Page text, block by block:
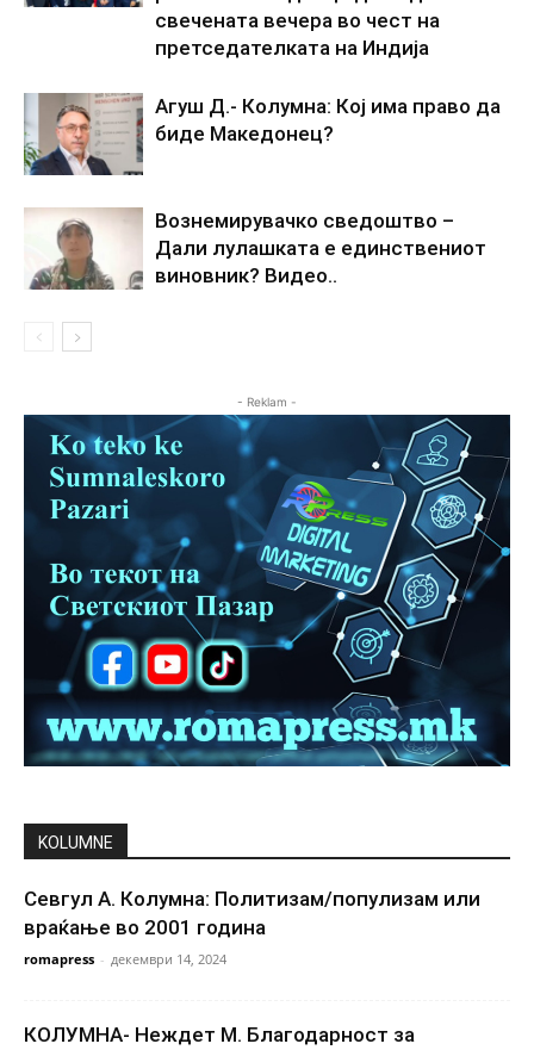
свечената вечера во чест на
претседателката на Индија
Агуш Д.- Колумна: Кој има право да
биде Македонец?
Вознемирувачко сведоштво –
Дали лулашката е единствениот
виновник? Видео..
- Reklam -
KOLUMNE
Севгул А. Колумна: Политизам/популизам или
враќање во 2001 година
romapress - декември 14, 2024
КОЛУМНА- Неждет М. Благодарност за